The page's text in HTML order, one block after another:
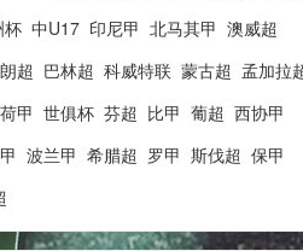
杯 中U17 印尼甲 北马其甲 澳威超
超 巴林超 科威特联 蒙古超 孟加拉
荷甲 世俱杯 芬超 比甲 葡超 西协甲
波兰甲 希腊超 罗甲 斯伐超 保甲